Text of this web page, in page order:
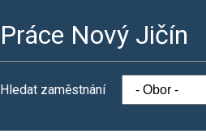
Práce Nový Jičín
Hledat zaměstnání